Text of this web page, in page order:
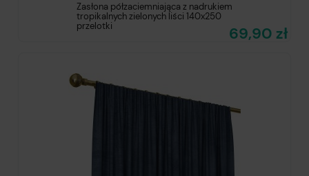
Zasłona półzaciemniająca z nadrukiem
tropikalnych zielonych liści 140x250
przelotki
69,90 zł